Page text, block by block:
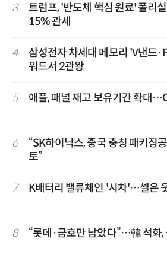
3
트럼프, '반도체 핵심 원료' 폴리
15% 관세
4
삼성전자 차세대 메모리 'V낸드
워드서 2관왕
5 애플, 패널 재고 보유기간 확대
6
“SK하이닉스, 중국 충칭 패키징
토”
7 K배터리 밸류체인 '시차'…셀은
8 “롯데·금호만 남았다”…韓 석화,